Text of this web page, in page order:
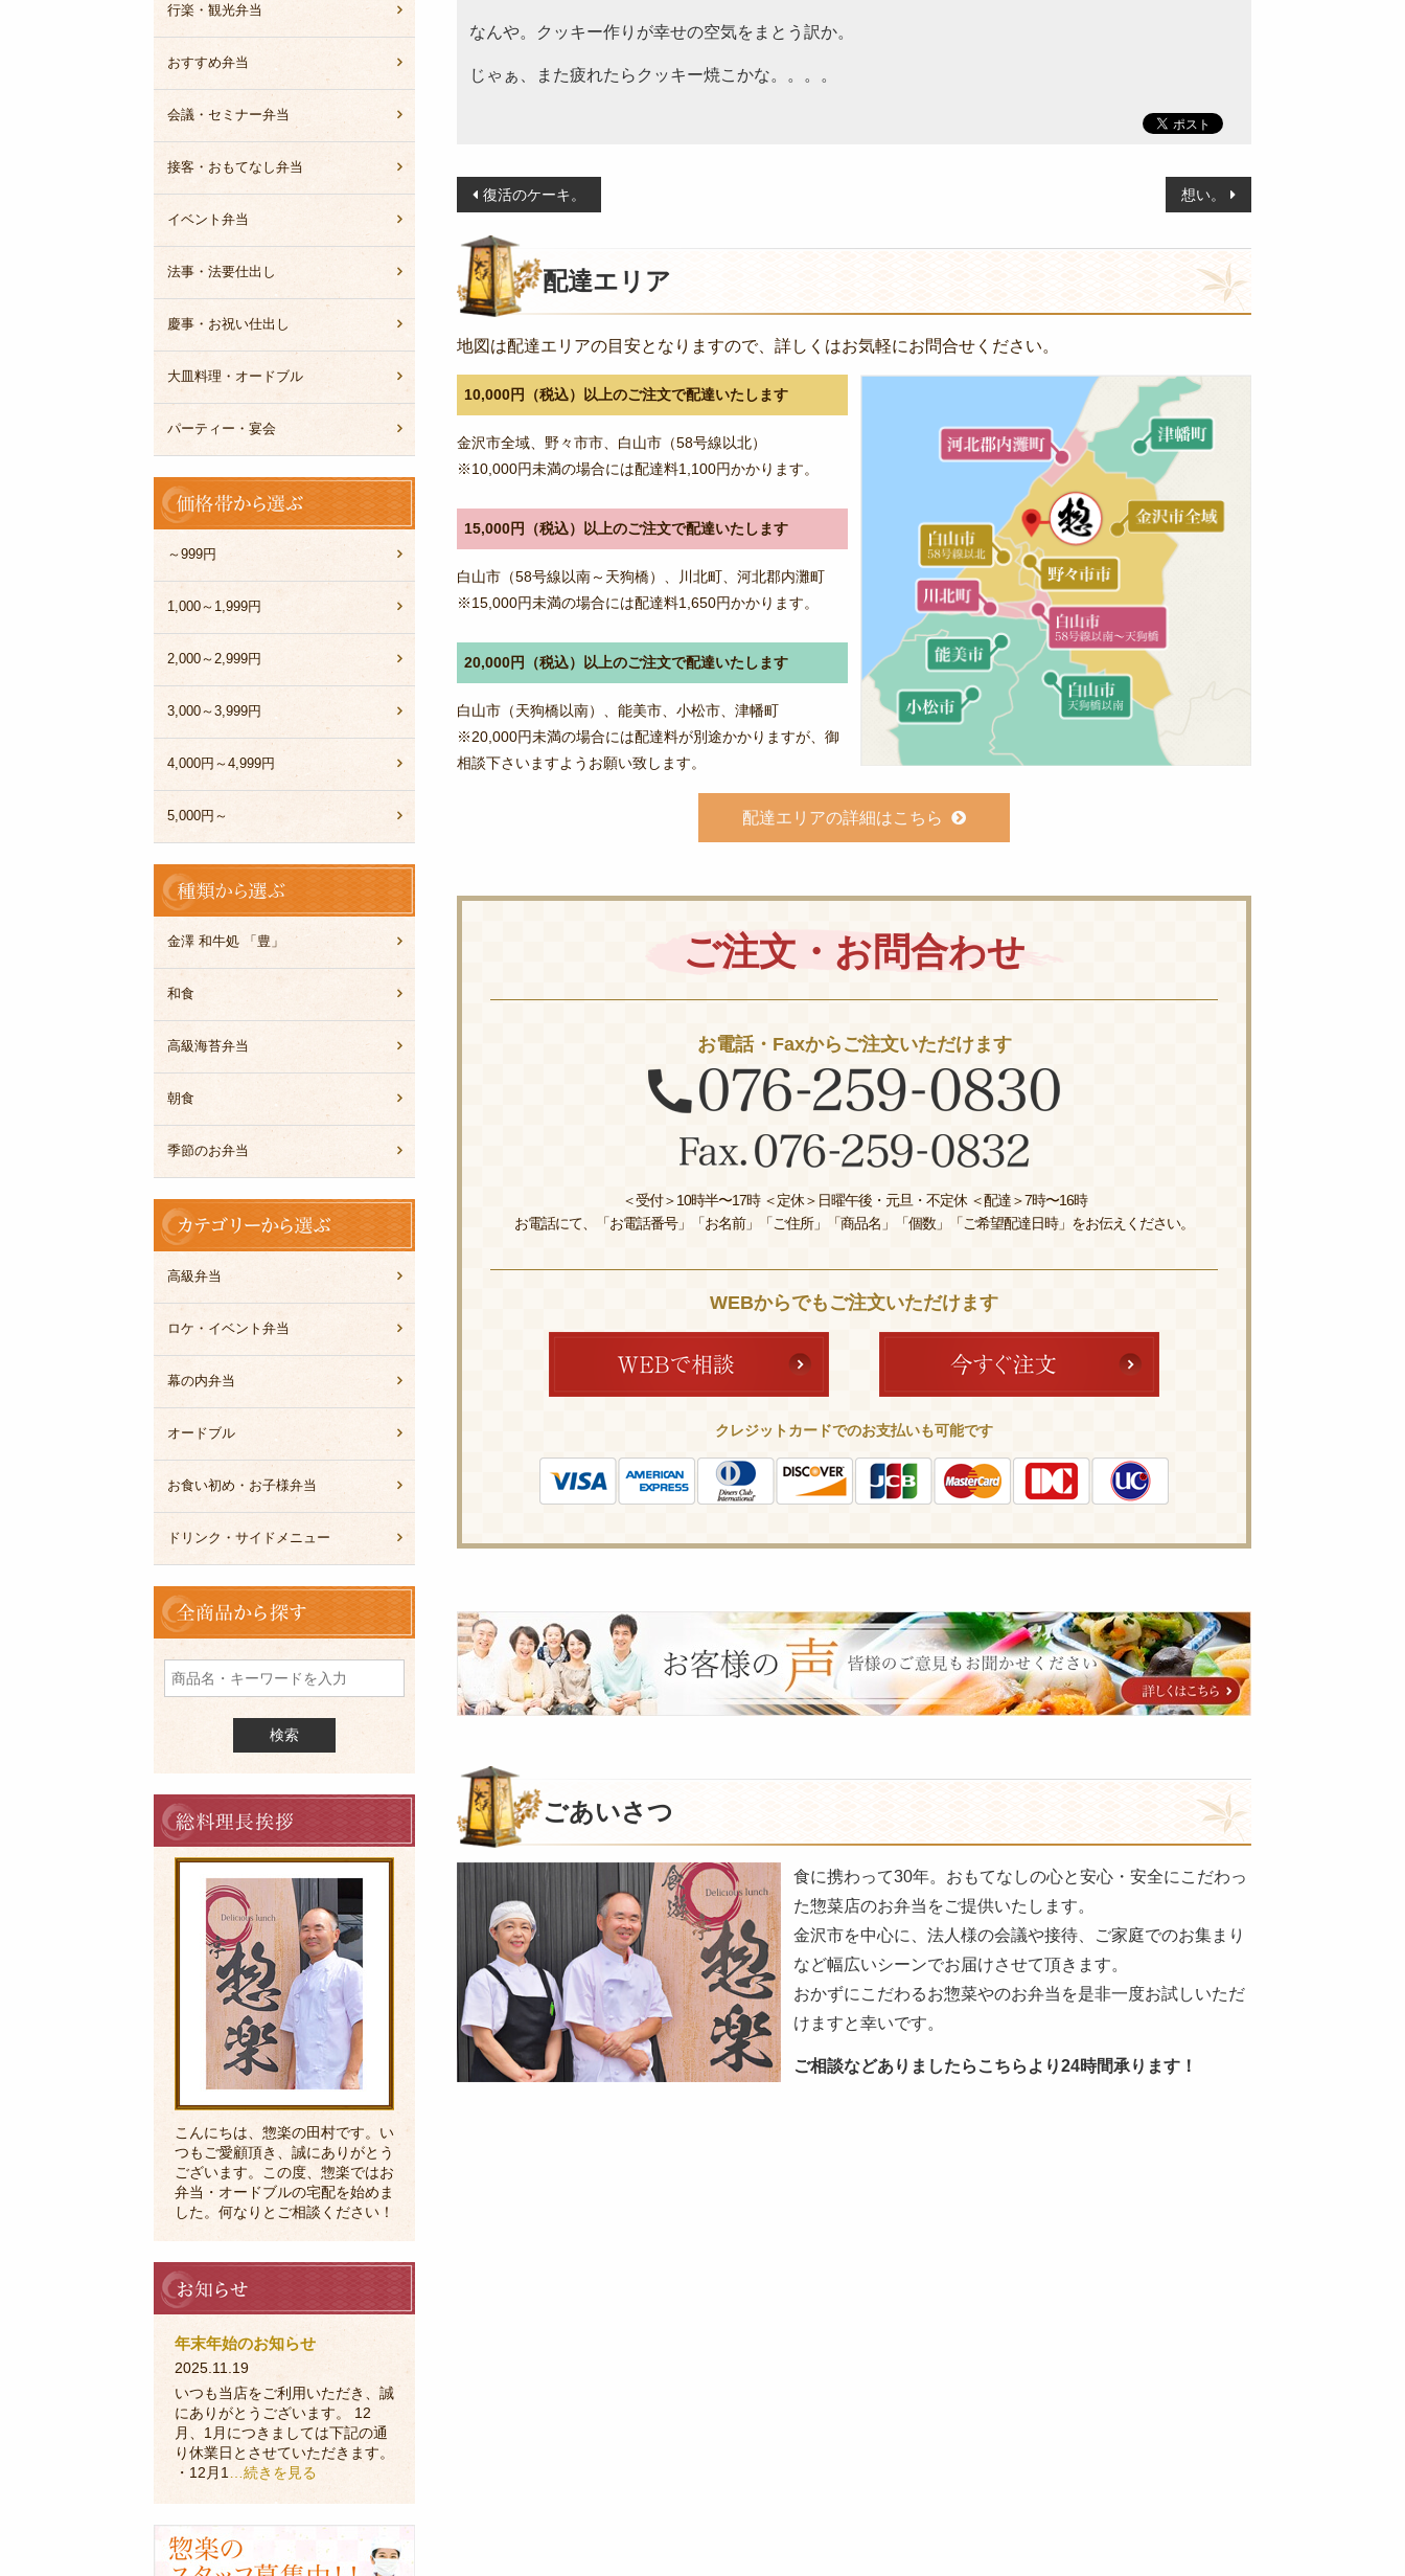
なんや。クッキー作りが幸せの空気をまとう訳か。
じゃぁ、また疲れたらクッキー焼こかな。。。。
投
稿
ナ
ビ
ゲ
ー
ョ
ン
復活のケーキ。 想い。
配達エリア
地図は配達エリアの目安となりますので、詳しくはお気軽にお問合せください。
10,000円（税込）以上のご注文で配達いたします
金沢市全域、野々市市、白山市（58号線以北）
※10,000円未満の場合には配達料1,100円かかります。
15,000円（税込）以上のご注文で配達いたします
白山市（58号線以南～天狗橋）、川北町、河北郡内灘町
※15,000円未満の場合には配達料1,650円かかります。
20,000円（税込）以上のご注文で配達いたします
白山市（天狗橋以南）、能美市、小松市、津幡町
※20,000円未満の場合には配達料が別途かかりますが、御
相談下さいますようお願い致します。
配達エリアの詳細はこちら
ご注文・お問合わせ
お電話・Faxからご注文いただけます
＜受付＞10時半〜17時 ＜定休＞日曜午後・元旦・不定休 ＜配達＞7時〜16時
お電話にて、「お電話番号」「お名前」「ご住所」「商品名」「個数」「ご希望配達日時」をお伝えください。
WEBからでもご注文いただけます
クレジットカードでのお支払いも可能です
皆
様
の
ご
も
お
聞
か
さ
い。
ごあいさつ
食に携わって30年。おもてなしの心と安心・安全にこだわっ
た惣菜店のお弁当をご提供いたします。
金沢市を中心に、法人様の会議や接待、ご家庭でのお集まり
など幅広いシーンでお届けさせて頂きます。
おかずにこだわるお惣菜やのお弁当を是非一度お試しいただ
けますと幸いです。
ご相談などありましたらこちらより24時間承ります！
行楽・観光弁当
おすすめ弁当
会議・セミナー弁当
接客・おもてなし弁当
イベント弁当
法事・法要仕出し
慶事・お祝い仕出し
大皿料理・オードブル
パーティー・宴会
価
格
帯
か
選
～999円
1,000～1,999円
2,000～2,999円
3,000～3,999円
4,000円～4,999円
5,000円～
種
類
か
ら
ぶ
金澤 和牛処 「豊」
和食
高級海苔弁当
朝食
季節のお弁当
カ
テ
ゴ
リ
か
選
ぶ
高級弁当
ロケ・イベント弁当
幕の内弁当
オードブル
お食い初め・お子様弁当
ドリンク・サイドメニュー
全
商
品
を
料
理
長
こんにちは、惣楽の田村です。い
つもご愛顧頂き、誠にありがとう
ございます。この度、惣楽ではお
弁当・オードブルの宅配を始めま
した。何なりとご相談ください！
お
知
ら
年末年始のお知らせ
2025.11.19
いつも当店をご利用いただき、誠
にありがとうございます。 12
月、1月につきましては下記の通
り休業日とさせていただきます。
・12月1…続きを見る
用